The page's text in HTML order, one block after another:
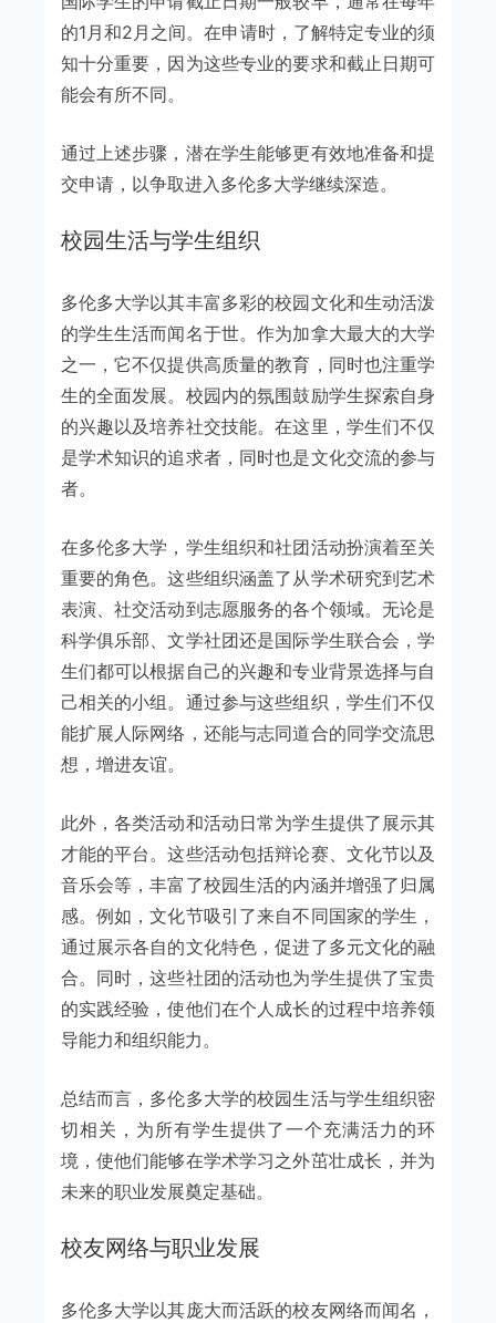
的1月和2月之间。在申请时，了解特定专业的须
知十分重要，因为这些专业的要求和截止日期可
能会有所不同。
通过上述步骤，潜在学生能够更有效地准备和提
交申请，以争取进入多伦多大学继续深造。
校园生活与学生组织
多伦多大学以其丰富多彩的校园文化和生动活泼
的学生生活而闻名于世。作为加拿大最大的大学
之一，它不仅提供高质量的教育，同时也注重学
生的全面发展。校园内的氛围鼓励学生探索自身
的兴趣以及培养社交技能。在这里，学生们不仅
是学术知识的追求者，同时也是文化交流的参与
者。
在多伦多大学，学生组织和社团活动扮演着至关
重要的角色。这些组织涵盖了从学术研究到艺术
表演、社交活动到志愿服务的各个领域。无论是
科学俱乐部、文学社团还是国际学生联合会，学
生们都可以根据自己的兴趣和专业背景选择与自
己相关的小组。通过参与这些组织，学生们不仅
能扩展人际网络，还能与志同道合的同学交流思
想，增进友谊。
此外，各类活动和活动日常为学生提供了展示其
才能的平台。这些活动包括辩论赛、文化节以及
音乐会等，丰富了校园生活的内涵并增强了归属
感。例如，文化节吸引了来自不同国家的学生，
通过展示各自的文化特色，促进了多元文化的融
合。同时，这些社团的活动也为学生提供了宝贵
的实践经验，使他们在个人成长的过程中培养领
导能力和组织能力。
总结而言，多伦多大学的校园生活与学生组织密
切相关，为所有学生提供了一个充满活力的环
境，使他们能够在学术学习之外茁壮成长，并为
未来的职业发展奠定基础。
校友网络与职业发展
多伦多大学以其庞大而活跃的校友网络而闻名，